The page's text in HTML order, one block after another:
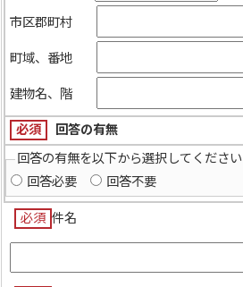
市区郡町村
町域、番地
建物名、階
必須
回答の有無
回答の有無を以下から選択してください
回答必要
回答不要
必須 件名